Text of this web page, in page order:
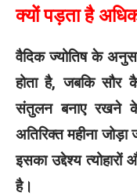
क्यों पड़ता है
वैदिक ज्योतिष के
होता है, जबकि सौर
संतुलन बनाए रखने
अतिरिक्त महीना
इसका उद्देश्य
है।